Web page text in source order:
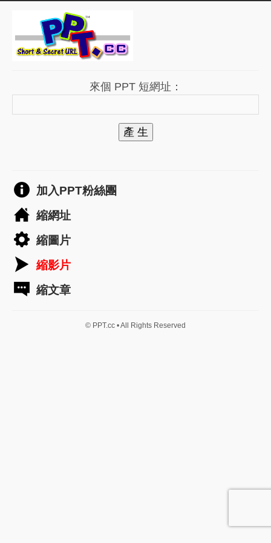
來個 PPT 短網址：
產 生
加入PPT粉絲團
縮網址
縮圖片
縮影片
縮文章
© PPT.cc • All Rights Reserved